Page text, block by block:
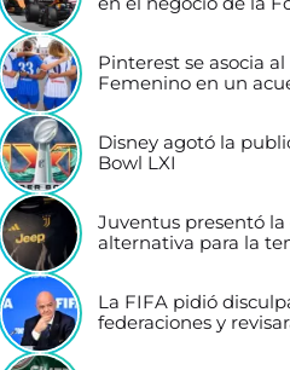
Pinterest se asocia
Femenino en un
Disney agotó la
Bowl LXI
Juventus presentó la
alternativa para la
La FIFA pidió
federaciones y